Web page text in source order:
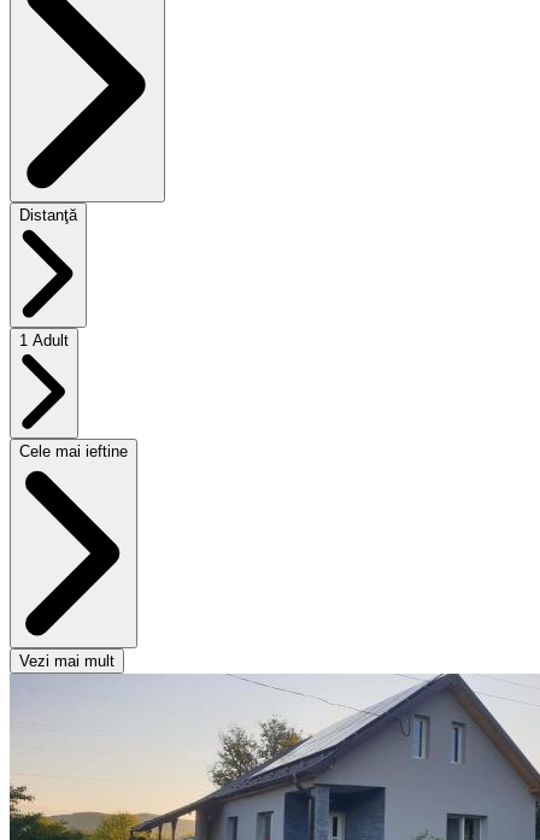
Distanţă
1 Adult
Cele mai ieftine
Vezi mai mult